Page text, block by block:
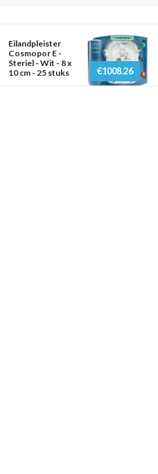
Eilandpleister
Cosmopor E -
Steriel - Wit - 8 x
10 cm - 25 stuks
€1008.26